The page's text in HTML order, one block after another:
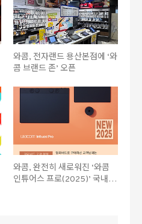
와콤, 전자랜드 용산본점에 ‘와
콤 브랜드 존’ 오픈
와콤, 완전히 새로워진 ‘와콤
인튜어스 프로(2025)’ 국내 출